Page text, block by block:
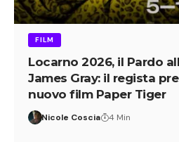
FILM
Locarno 2026, il Pardo
James Gray: il regista
nuovo film Paper Tiger
Nicole Coscia 4 Min